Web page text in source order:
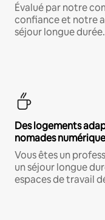
Évalué par notre
confiance et notre
séjour longue durée.
Des logements
nomades
Vous êtes un
un séjour longue
espaces de travail